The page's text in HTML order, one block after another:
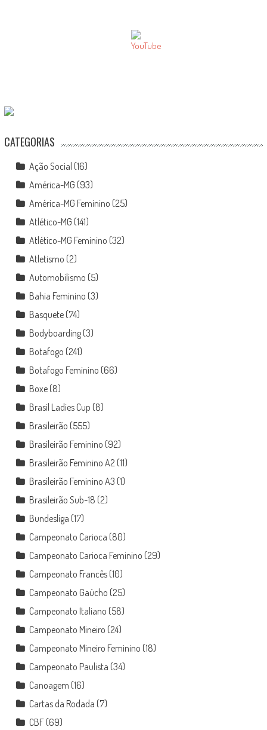
CATEGORIAS
Ação Social (16)
América-MG (93)
América-MG Feminino (25)
Atlético-MG (141)
Atlético-MG Feminino (32)
Atletismo (2)
Automobilismo (5)
Bahia Feminino (3)
Basquete(74)
Bodyboarding(3)
Botafogo (241)
Botafogo Feminino (66)
Boxe(8)
Brasil Ladies Cup (8)
Brasileirão (555)
Brasileirão Feminino (92)
Brasileirão Feminino A2 (11)
Brasileirão Feminino A3 (1)
Brasileirão Sub-18 (2)
Bundesliga (17)
Campeonato Carioca (80)
Campeonato Carioca Feminino (29)
Campeonato Francês(10)
Campeonato Gaúcho (25)
Campeonato Italiano (58)
Campeonato Mineiro (24)
Campeonato Mineiro Feminino (18)
Campeonato Paulista (34)
Canoagem (16)
Cartas da Rodada (7)
CBF(69)